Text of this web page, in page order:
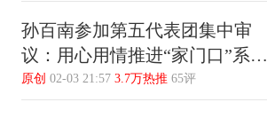
孙百南参加第五代表团集中审
议：用心用情推进“家门口”系列
工程 共建共享美好幸福生活
原创 02-03 21:57 3.7万热推 65评